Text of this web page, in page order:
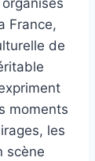
France,
de
moments
les
scène